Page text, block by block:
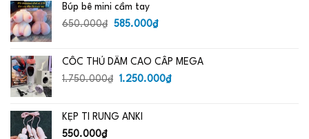
Búp bê mini cầm tay
650.000₫
Giá
650.000₫.
585.000₫Giá
là:
585.000₫.
CỐC THỦ DÂM CAO CẤP MEGA
1.750.000₫
Giá
1.750.000₫.
1.250.000₫Giá
KẸP TI RUNG ANKI
550.000₫